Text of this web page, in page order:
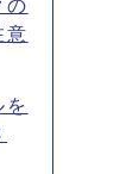
の
意
を